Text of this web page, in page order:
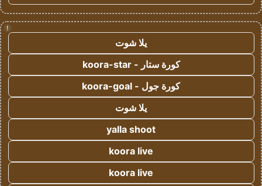
!
يلا شوت
كورة ستار - koora-star
كورة جول - koora-goal
يلا شوت
yalla shoot
koora live
koora live